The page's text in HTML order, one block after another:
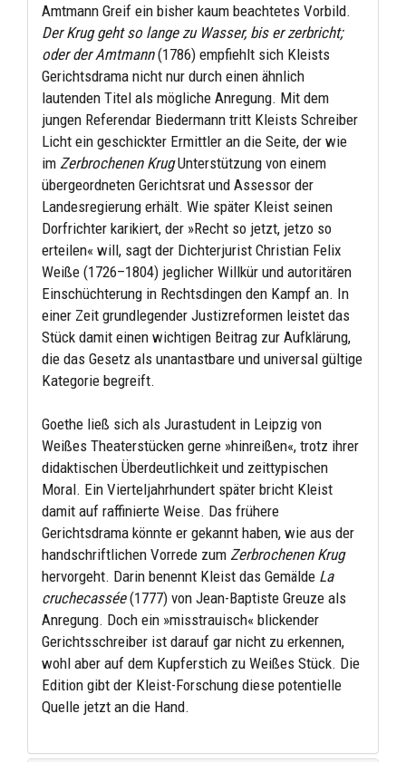
Amtmann Greif ein bisher kaum beachtetes Vorbild.
Der Krug geht so lange zu Wasser, bis er zerbricht;
oder der Amtmann(1786) empfiehlt sich Kleists
Gerichtsdrama nicht nur durch einen ähnlich
lautenden Titel als mögliche Anregung. Mit dem
jungen Referendar Biedermann tritt Kleists Schreiber
Licht ein geschickter Ermittler an die Seite, der wie
im Zerbrochenen KrugUnterstützung von einem
übergeordneten Gerichtsrat und Assessor der
Landesregierung erhält. Wie später Kleist seinen
Dorfrichter karikiert, der »Recht so jetzt, jetzo so
erteilen« will, sagt der Dichterjurist Christian Felix
Weiße (1726–1804) jeglicher Willkür und autoritären
Einschüchterung in Rechtsdingen den Kampf an. In
einer Zeit grundlegender Justizreformen leistet das
Stück damit einen wichtigen Beitrag zur Aufklärung,
die das Gesetz als unantastbare und universal gültige
Kategorie begreift.
Goethe ließ sich als Jurastudent in Leipzig von
Weißes Theaterstücken gerne »hinreißen«, trotz ihrer
didaktischen Überdeutlichkeit und zeittypischen
Moral. Ein Vierteljahrhundert später bricht Kleist
damit auf raffinierte Weise. Das frühere
Gerichtsdrama könnte er gekannt haben, wie aus der
handschriftlichen Vorrede zum Zerbrochenen Krug
hervorgeht. Darin benennt Kleist das Gemälde La
cruchecassée(1777) von Jean-Baptiste Greuze als
Anregung. Doch ein »misstrauisch« blickender
Gerichtsschreiber ist darauf gar nicht zu erkennen,
wohl aber auf dem Kupferstich zu Weißes Stück. Die
Edition gibt der Kleist-Forschung diese potentielle
Quelle jetzt an die Hand.